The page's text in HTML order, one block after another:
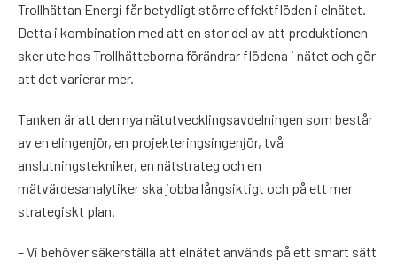
Trollhättan Energi får betydligt större effektflöden i elnätet.
Detta i kombination med att en stor del av att produktionen
sker ute hos Trollhätteborna förändrar flödena i nätet och gör
att det varierar mer.
Tanken är att den nya nätutvecklingsavdelningen som består
av en elingenjör, en projekteringsingenjör, två
anslutningstekniker, en nätstrateg och en
mätvärdesanalytiker ska jobba långsiktigt och på ett mer
strategiskt plan.
– Vi behöver säkerställa att elnätet används på ett smart sätt